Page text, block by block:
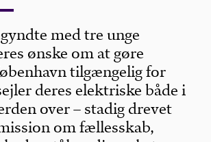
med tre unge
ønske om at gøre
tilgængelig for
deres elektriske både i
over – stadig drevet
om fællesskab,